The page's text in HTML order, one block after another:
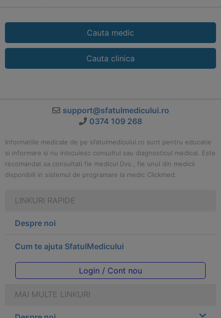
Cauta medic
Cauta clinica
support@sfatulmedicului.ro
0374 109 268
Informatiile medicale de pe sfatulmedicului.ro sunt pentru educatie
si informare si nu inlocuiesc consultul sau diagnosticul medical. Este
recomandat sa consultati fie medicul Dvs., fie unul din medicii
disponibili in sistemul de programare la medic Clickmed.
LINKURI RAPIDE
Despre noi
Cum te ajuta SfatulMedicului
Login / Cont nou
MAI MULTE LINKURI